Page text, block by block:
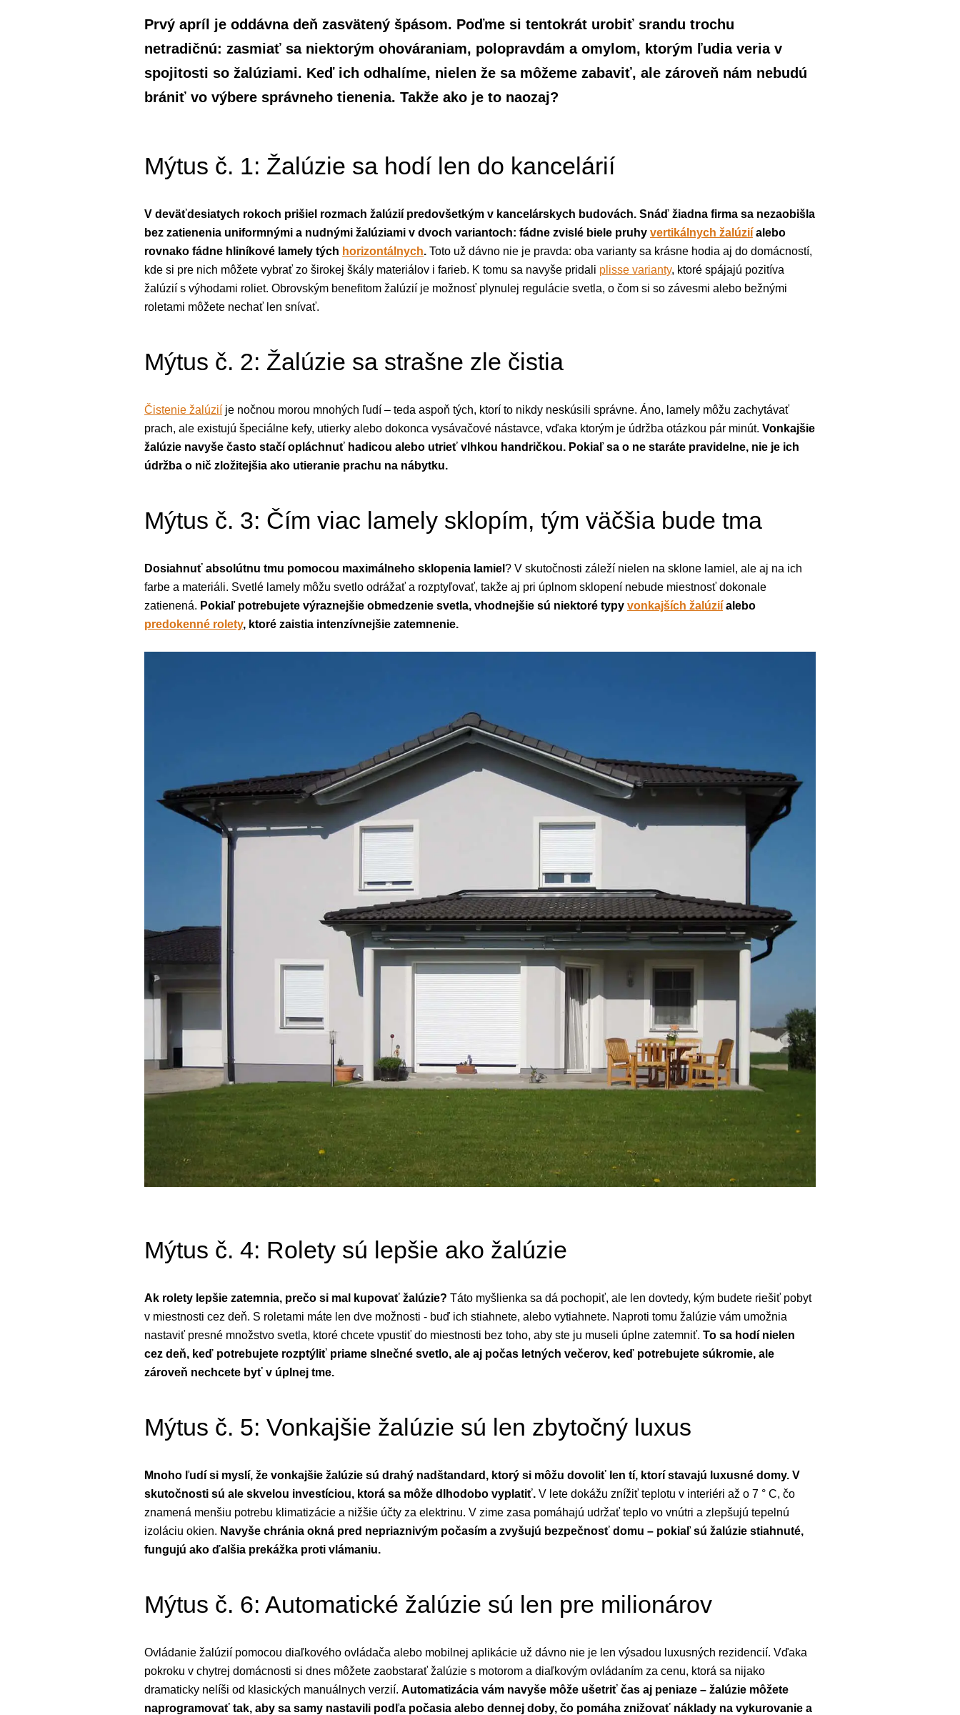
Prvý apríl je oddávna deň zasvätený špásom. Poďme si tentokrát urobiť srandu trochu
netradičnú: zasmiať sa niektorým ohováraniam, polopravdám a omylom, ktorým ľudia veria v
spojitosti so žalúziami. Keď ich odhalíme, nielen že sa môžeme zabaviť, ale zároveň nám nebudú
brániť vo výbere správneho tienenia. Takže ako je to naozaj?
Mýtus č. 1: Žalúzie sa hodí len do kancelárií
V deväťdesiatych rokoch prišiel rozmach žalúzií predovšetkým v kancelárskych budovách. Snáď žiadna firma sa nezaobišla
bez zatienenia uniformnými a nudnými žalúziami v dvoch variantoch: fádne zvislé biele pruhy vertikálnych žalúzií alebo
rovnako fádne hliníkové lamely tých horizontálnych. Toto už dávno nie je pravda: oba varianty sa krásne hodia aj do domácností,
kde si pre nich môžete vybrať zo širokej škály materiálov i farieb. K tomu sa navyše pridali plisse varianty, ktoré spájajú pozitíva
žalúzií s výhodami roliet. Obrovským benefitom žalúzií je možnosť plynulej regulácie svetla, o čom si so závesmi alebo bežnými
roletami môžete nechať len snívať.
Mýtus č. 2: Žalúzie sa strašne zle čistia
Čistenie žalúzií je nočnou morou mnohých ľudí – teda aspoň tých, ktorí to nikdy neskúsili správne. Áno, lamely môžu zachytávať
prach, ale existujú špeciálne kefy, utierky alebo dokonca vysávačové nástavce, vďaka ktorým je údržba otázkou pár minút. Vonkajšie
žalúzie navyše často stačí opláchnuť hadicou alebo utrieť vlhkou handričkou. Pokiaľ sa o ne staráte pravidelne, nie je ich
údržba o nič zložitejšia ako utieranie prachu na nábytku.
Mýtus č. 3: Čím viac lamely sklopím, tým väčšia bude tma
Dosiahnuť absolútnu tmu pomocou maximálneho sklopenia lamiel ? V skutočnosti záleží nielen na sklone lamiel, ale aj na ich
farbe a materiáli. Svetlé lamely môžu svetlo odrážať a rozptyľovať, takže aj pri úplnom sklopení nebude miestnosť dokonale
zatienená. Pokiaľ potrebujete výraznejšie obmedzenie svetla, vhodnejšie sú niektoré typy vonkajších žalúzií alebo
predokenné rolety, ktoré zaistia intenzívnejšie zatemnenie.
Mýtus č. 4: Rolety sú lepšie ako žalúzie
Ak rolety lepšie zatemnia, prečo si mal kupovať žalúzie? Táto myšlienka sa dá pochopiť, ale len dovtedy, kým budete riešiť pobyt
v miestnosti cez deň. S roletami máte len dve možnosti - buď ich stiahnete, alebo vytiahnete. Naproti tomu žalúzie vám umožnia
nastaviť presné množstvo svetla, ktoré chcete vpustiť do miestnosti bez toho, aby ste ju museli úplne zatemniť. To sa hodí nielen
cez deň, keď potrebujete rozptýliť priame slnečné svetlo, ale aj počas letných večerov, keď potrebujete súkromie, ale
zároveň nechcete byť v úplnej tme.
Mýtus č. 5: Vonkajšie žalúzie sú len zbytočný luxus
Mnoho ľudí si myslí, že vonkajšie žalúzie sú drahý nadštandard, ktorý si môžu dovoliť len tí, ktorí stavajú luxusné domy. V
skutočnosti sú ale skvelou investíciou, ktorá sa môže dlhodobo vyplatiť. V lete dokážu znížiť teplotu v interiéri až o 7 ° C, čo
znamená menšiu potrebu klimatizácie a nižšie účty za elektrinu. V zime zasa pomáhajú udržať teplo vo vnútri a zlepšujú tepelnú
izoláciu okien. Navyše chránia okná pred nepriaznivým počasím a zvyšujú bezpečnosť domu – pokiaľ sú žalúzie stiahnuté,
fungujú ako ďalšia prekážka proti vlámaniu.
Mýtus č. 6: Automatické žalúzie sú len pre milionárov
Ovládanie žalúzií pomocou diaľkového ovládača alebo mobilnej aplikácie už dávno nie je len výsadou luxusných rezidencií. Vďaka
pokroku v chytrej domácnosti si dnes môžete zaobstarať žalúzie s motorom a diaľkovým ovládaním za cenu, ktorá sa nijako
dramaticky nelíši od klasických manuálnych verzií. Automatizácia vám navyše môže ušetriť čas aj peniaze – žalúzie môžete
naprogramovať tak, aby sa samy nastavili podľa počasia alebo dennej doby, čo pomáha znižovať náklady na vykurovanie a